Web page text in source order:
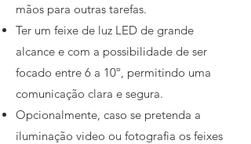
mãos para outras tarefas.
Ter um feixe de luz LED de grande
alcance e com a possibilidade de ser
focado entre 6 a 10º, permitindo uma
comunicação clara e segura.​
Opcionalmente, caso se pretenda a
iluminação video ou fotografia os feixes